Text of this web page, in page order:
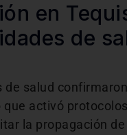
en
de
de salud
que activó
la propagación